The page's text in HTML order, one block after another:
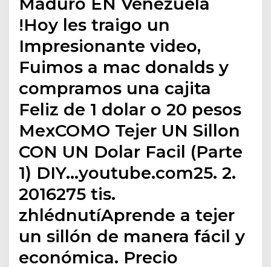
!Hoy les traigo un
Impresionante video,
Fuimos a mac donalds y
compramos una cajita
Feliz de 1 dolar o 20 pesos
MexCOMO Tejer UN Sillon
CON UN Dolar Facil (Parte
1) DIY…youtube.com25. 2.
2016275 tis.
zhlédnutíAprende a tejer
un sillón de manera fácil y
económica. Precio